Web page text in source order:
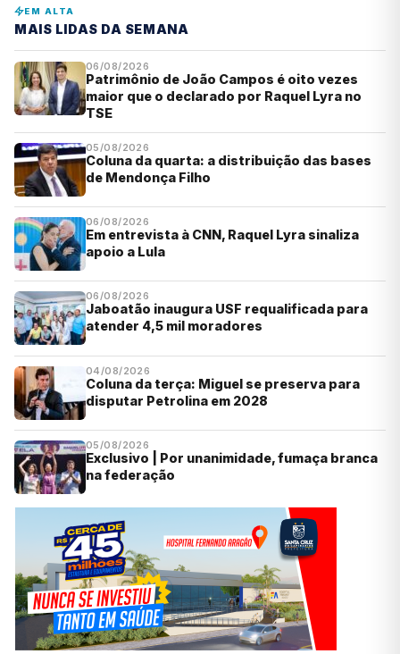
EM ALTA
MAIS LIDAS DA SEMANA
06/08/2026
Patrimônio de João Campos é oito vezes
maior que o declarado por Raquel Lyra no
TSE
05/08/2026
Coluna da quarta: a distribuição das bases
de Mendonça Filho
06/08/2026
Em entrevista à CNN, Raquel Lyra sinaliza
apoio a Lula
06/08/2026
Jaboatão inaugura USF requalificada para
atender 4,5 mil moradores
04/08/2026
Coluna da terça: Miguel se preserva para
disputar Petrolina em 2028
05/08/2026
Exclusivo | Por unanimidade, fumaça branca
na federação